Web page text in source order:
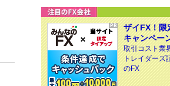
ザイFX！限
キャンペー
取引コスト業
トレイダーズ
のFX